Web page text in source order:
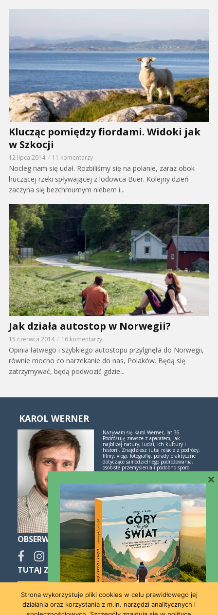
Klucząc pomiędzy fiordami. Widoki jak
w Szkocji
12 lipca 2014 11 komentarzy
Nocleg nam się udał. Rozbiliśmy się na polanie, zaraz obok
huczącej rzeki spływającej z lodowca Buer. Kolejny dzień
zaczyna się bezchmurnym niebem i...
Jak działa autostop w Norwegii?
15 czerwca 2014 16 komentarzy
Opinia łatwego i szybkiego autostopu przylgnęła do Norwegii,
równie mocno co narzekanie do nas, Polaków. Będą się
zatrzymywać, będą podwozić gdzie...
KAROL WERNER
Nazywam się Karol Werner, lat 36.
Podróżuję zawsze z aparatem, jak
najbliżej natury, ludzi, ich kultury i
historii. Znajdziesz tutaj relacje z podróży,
filmy, vlogi, fotografię, porady praktyczne
dotyczące samodzielnego podróżowania,
osobiste przemyślenia i podobno sporo
inspiracji. Jeśli lubisz świetne historie i
polubimy się!
Więcej o mnie i blogu
OBSERWUJ
TUTAJ ZNAJDZIESZ SPOKO NOCLEGI:
Strona wykorzystuje pliki cookies w celu prawidłowego jej
działania oraz korzystania z m.in. narzędzi analitycznych i
×